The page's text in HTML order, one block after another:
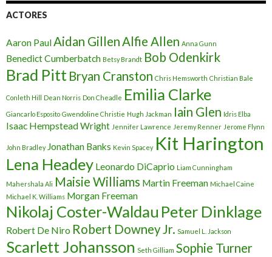
ACTORES
Aaron PaulAidan GillenAlfie Allen Anna Gunn
Benedict Cumberbatch Betsy Brandt Bob Odenkirk
Brad Pitt Bryan Cranston Chris Hemsworth Christian Bale
Conleth Hill Dean Norris Don Cheadle Emilia Clarke
Giancarlo Esposito Gwendoline Christie Hugh Jackman Iain Glen Idris Elba
Isaac Hempstead Wright Jennifer Lawrence Jeremy Renner Jerome Flynn
John Bradley Jonathan Banks Kevin Spacey Kit Harington
Lena Headey Leonardo DiCaprio Liam Cunningham
Mahershala Ali Maisie Williams Martin Freeman Michael Caine
Michael K. Williams Morgan Freeman
Nikolaj Coster-Waldau Peter Dinklage
Robert De Niro Robert Downey Jr. Samuel L. Jackson
Scarlett Johansson Seth Gilliam Sophie Turner